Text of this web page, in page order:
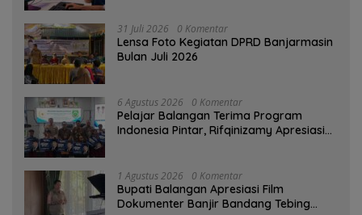
31 Juli 2026 0 Komentar
Lensa Foto Kegiatan DPRD Banjarmasin
Bulan Juli 2026
6 Agustus 2026 0 Komentar
Pelajar Balangan Terima Program
Indonesia Pintar, Rifqinizamy Apresiasi
1 Agustus 2026 0 Komentar
Bupati Balangan Apresiasi Film
Dokumenter Banjir Bandang Tebing